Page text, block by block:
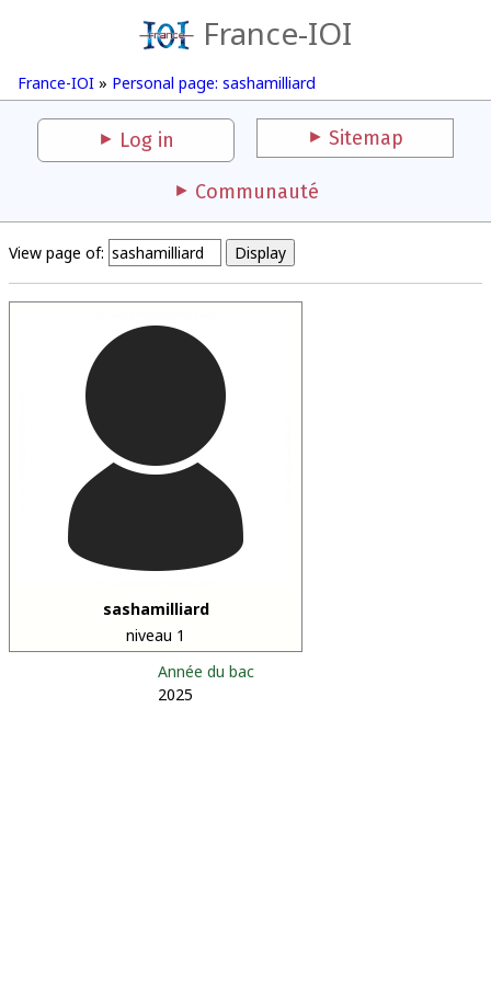
France-IOI
France-IOI » Personal page: sashamilliard
Log in Sitemap
Communauté
View page of:
sashamilliard
niveau 1
Année du bac
2025